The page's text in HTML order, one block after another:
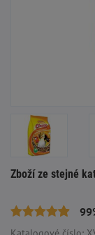
Zboží ze stejné